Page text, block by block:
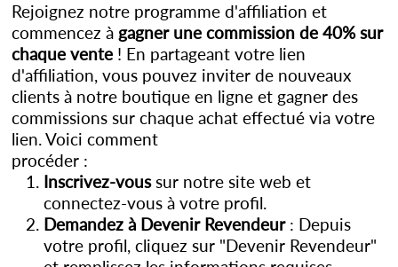
Rejoignez notre programme d'affiliation et
commencez à gagner une commission de 40% sur
chaque vente ! En partageant votre lien
d'affiliation, vous pouvez inviter de nouveaux
clients à notre boutique en ligne et gagner des
commissions sur chaque achat effectué via votre
lien. Voici comment
procéder :
Inscrivez-voussur notre site web et
connectez-vous à votre profil.
Demandez à Devenir Revendeur: Depuis
votre profil, cliquez sur "Devenir Revendeur"